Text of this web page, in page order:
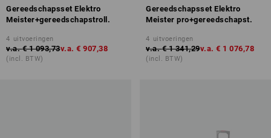
Gereedschapsset Elektro
Meister+gereedschapstroll.
4 uitvoeringen
v.a. € 1 093,73v.a. € 907,38
(incl. BTW)
Gereedschapsset Elektro
Meister pro+gereedschapst.
4 uitvoeringen
v.a. € 1 341,29v.a. € 1 076,78
(incl. BTW)